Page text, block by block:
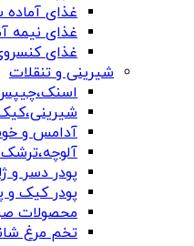
غذای آماده
غذای نیمه
غذای
شیرینی و تنقلات
آدامس و
پودر دسر و
پودر کیک و
محصولات
تخم مرغ